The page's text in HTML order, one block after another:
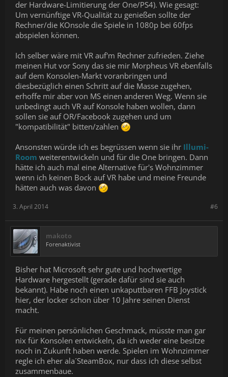
der Hardware-Limitierung der One/PS4). Wie gesagt:
Um vernünftige VR-Qualität zu genießen sollte der
Rechner/die KOnsole die Spiele in 1080p bei 60fps
abspielen können.
Ich selber wäre mit VR auf'm Rechner zufrieden. Ziehe
meinen Hut vor Sony das sie mir Morpheus VR ebenfalls
auf dem Konsolen-Markt voranbringen und
diesbezüglich einen Schritt auf die Masse zugehen,
erhoffe mir aber von MS einen anderen Weg. Wenn sie
unbedingt auch VR auf Konsole haben wollen, dann
sollen sie auf OR/Facebook zugehen und um
"kompatibilität" bitten/zahlen
Ansonsten würde ich es begrüssen wenn sie ihr Illumi-
Room weiterentwickeln und für die One bringen. Dann
hätte ich auch mal eine Alternative für's Wohnzimmer
wenn ich keinen Bock auf VR habe und meine Freunde
hätten auch was davon
#6
3. April 2014
makoto
Forenaktivist
Bisher hat Microsoft sehr gute und hochwertige
Hardware hergestellt (gerade dafür sind sie auch
bekannt). Habe noch einen unkaputtbaren FFB Joystick
hier, der locker schon über 10 Jahre seinen Dienst
macht.
Für meinen persönlichen Geschmack, müsste man gar
nix für Konsolen entwickeln, da ich weder eine besitze
noch in Zukunft haben werde. Spielen im Wohnzimmer
regle ich eher ala´SteamBox, nur dass ich diese selbst
zusammenbaue.